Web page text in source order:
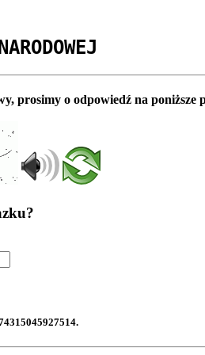
prosimy o odpowiedź na poniższe
.